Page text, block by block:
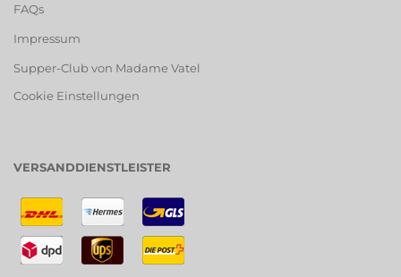
FAQs
Impressum
Supper-Club von Madame Vatel
Cookie Einstellungen
VERSANDDIENSTLEISTER